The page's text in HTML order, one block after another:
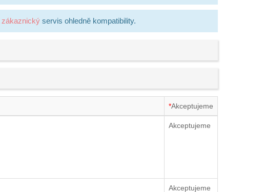
zákaznický servis ohledně kompatibility.
*Akceptujeme
Akceptujeme
Akceptujeme